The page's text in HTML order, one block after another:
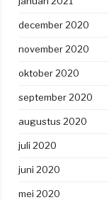
december 2020
november 2020
oktober 2020
september 2020
augustus 2020
juli 2020
juni 2020
mei 2020